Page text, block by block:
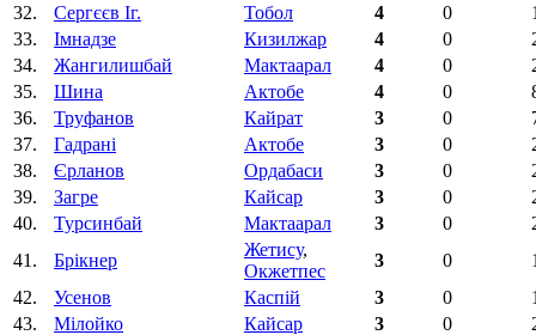
32.
Сергєєв Іг. Тобол 4 0
33.
Імнадзе Кизилжар 4 0
34.
Жангилишбай Мактаарал 4 0
35.
Шина Актобе 4 0
36.
Труфанов Кайрат 3 0
37.
Гадрані Актобе 3 0
38.
Єрланов Ордабаси 3 0
39.
Загре Кайсар 3 0
40.
Турсинбай Мактаарал 3 0
41.
Брікнер
Жетису,
Окжетпес
3 0
42.
Усенов Каспій 3 0
43.
Мілойко Кайсар 3 0